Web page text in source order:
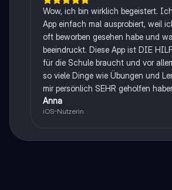
Wow, ich bin wirklich begeistert.
App einfach mal ausprobiert, weil
oft beworben gesehen habe und
beeindruckt. Diese App ist DIE
für die Schule braucht und vor
so viele Dinge wie Übungen und
mir persönlich SEHR geholfen
Anna
iOS-Nutzerin